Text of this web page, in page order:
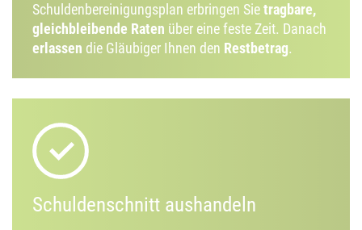
Schuldenbereinigungsplan erbringen Sietragbare,
gleichbleibende Raten über eine feste Zeit. Danach
erlassen die Gläubiger Ihnen den Restbetrag.
Schuldenschnitt aushandeln